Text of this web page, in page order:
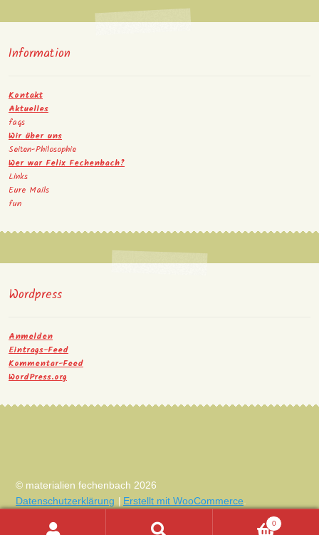
Information
Kontakt
Aktuelles
faqs
Wir über uns
Seiten-Philosophie
Wer war Felix Fechenbach?
Links
Eure Mails
fun
Wordpress
Anmelden
Eintrags-Feed
Kommentar-Feed
WordPress.org
© materialien fechenbach 2026
Datenschutzerklärung
Erstellt mit WooCommerce
0